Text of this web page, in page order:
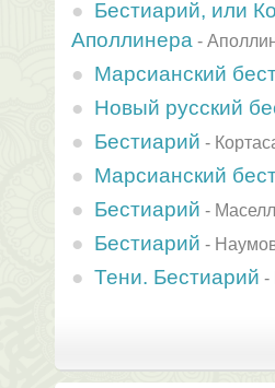
Бестиарий, или
Аполлинера -
Марсианский
Новый русский
Бестиарий -
Марсианский
Бестиарий -
Бестиарий -
Тени. Бестиарий -